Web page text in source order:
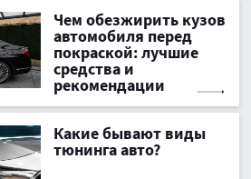
Чем обезжирить кузов
автомобиля перед
покраской: лучшие
средства и
рекомендации
Какие бывают виды
тюнинга авто?